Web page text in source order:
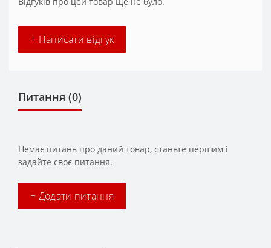
+ Написати відгук
Питання (0)
Немає питань про даний товар, станьте першим і
задайте своє питання.
+ Додати питання